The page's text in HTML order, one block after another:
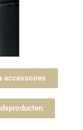
accessoires